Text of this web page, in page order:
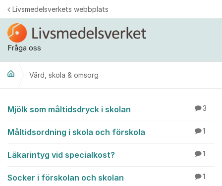
Hoppa till innehåll
Fråga oss
Livsmedelsverkets webbplats
Vård, skola & omsorg
Vård, skola & omsorg
Mjölk som måltidsdryck i skolan 3
Måltidsordning i skola och förskola 1
Läkarintyg vid specialkost? 1
Socker i förskolan och skolan 1